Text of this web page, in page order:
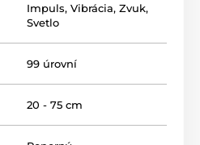
Impuls, Vibrácia, Zvuk,
Svetlo
99 úrovní
20 - 75 cm